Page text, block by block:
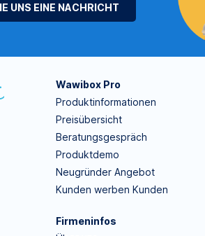
UNS EINE NACHRICHT
Wawibox Pro
Produktinformationen
Preisübersicht
Beratungsgespräch
Produktdemo
Neugründer Angebot
Kunden werben Kunden
Firmeninfos